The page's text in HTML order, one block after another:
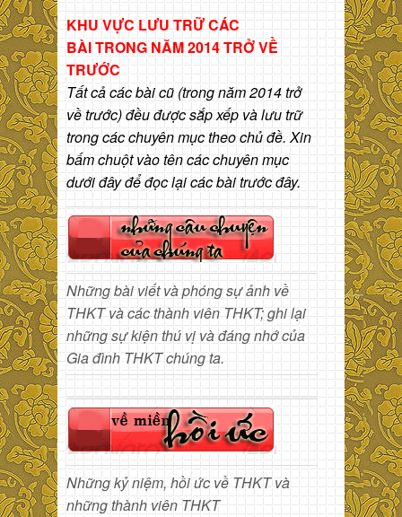
KHU VỰC LƯU TRỮ CÁC
BÀITRONG NĂM 2014 TRỞ VỀ
TRƯỚC
Tất cả các bài cũ (trong năm 2014 trở
về trước) đều được sắp xếp và lưu trữ
trong các chuyên mục theo chủ đề. Xin
bấm chuột vào tên các chuyên mục
dưới đây để đọc lại các bài trước đây.
Những bài viết và phóng sự ảnh về
THKT và các thành viên THKT; ghi lại
những sự kiện thú vị và đáng nhớ của
Gia đình THKT chúng ta.
Những kỷ niệm, hồi ức về THKT và
những thành viên THKT